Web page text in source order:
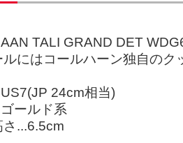
TALI GRAND DET
ルにはコールハーン独自のク
24cm相当)
ールド系
さ...6.5cm